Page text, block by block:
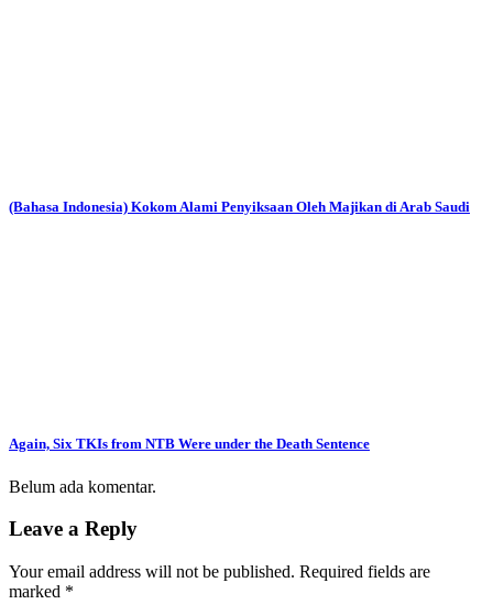
(Bahasa Indonesia) Kokom Alami Penyiksaan Oleh Majikan di Arab Saudi
Again, Six TKIs from NTB Were under the Death Sentence
Belum ada komentar.
Leave a Reply
Your email address will not be published. Required fields are
marked *